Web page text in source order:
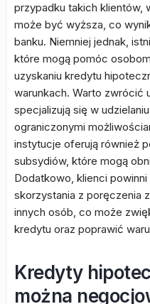
przypadku takich klientów,
może być wyższa, co
banku. Niemniej jednak,
które mogą pomóc
uzyskaniu kredytu
warunkach. Warto zwrócić
specjalizują się w
ograniczonymi
instytucje oferują również
subsydiów, które mogą
Dodatkowo, klienci
skorzystania z poręczenia
innych osób, co może
kredytu oraz poprawić
Kredyty
można